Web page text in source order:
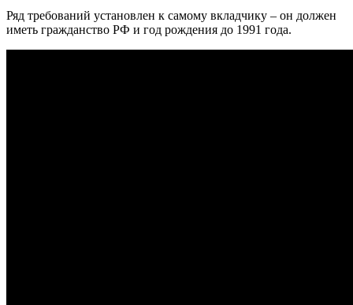
Ряд требований установлен к самому вкладчику – он должен
иметь гражданство РФ и год рождения до 1991 года.